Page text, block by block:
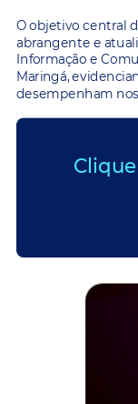
O objetivo central
abrangente e
Informação e
Maringá,
desempenham nos